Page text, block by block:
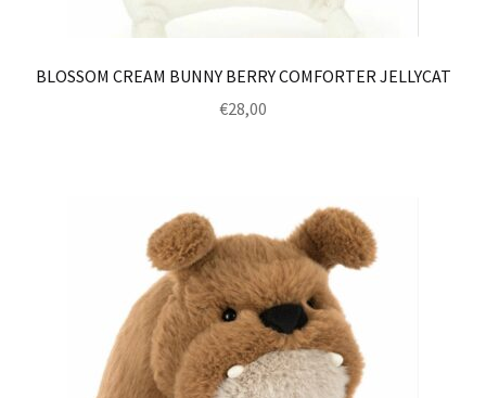
BLOSSOM CREAM BUNNY BERRY COMFORTER JELLYCAT
€28,00